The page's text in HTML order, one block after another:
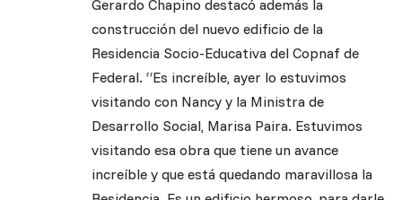
Gerardo Chapino destacó además la
construcción del nuevo edificio de la
Residencia Socio-Educativa del Copnaf de
Federal. “Es increíble, ayer lo estuvimos
visitando con Nancy y la Ministra de
Desarrollo Social, Marisa Paira. Estuvimos
visitando esa obra que tiene un avance
increíble y que está quedando maravillosa la